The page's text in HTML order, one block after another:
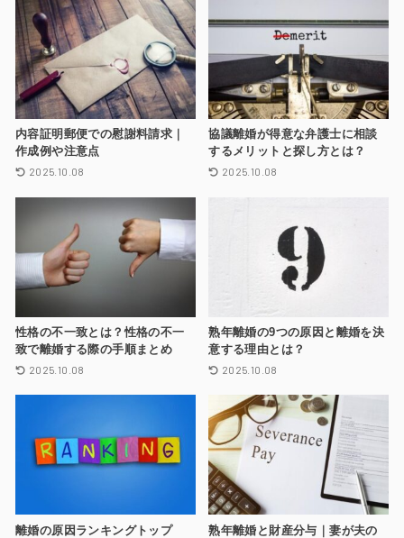
内容証明郵便での慰謝料請求｜
作成例や注意点
2025.10.08
協議離婚が得意な弁護士に相談
するメリットと探し方とは？
2025.10.08
性格の不一致とは？性格の不一
致で離婚する際の手順まとめ
2025.10.08
熟年離婚の9つの原因と離婚を決
意する理由とは？
2025.10.08
離婚の原因ランキングトップ
熟年離婚と財産分与｜妻が夫の